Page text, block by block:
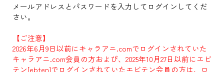
メールアドレスとパスワードを入力してログインしてくだ
さい。
【ご注意】
2026年6月9日以前にキャラアニ.comでログインされていた
キャラアニ.com会員の方および、2025年10月27日以前にエビ
テン[ebten]でログインされていたエビテン会員の方は、ロ